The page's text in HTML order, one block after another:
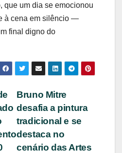
que um dia se emocionou
à cena em silêncio —
final digno do
Bruno Mitre
desafia a pintura
tradicional e se
destaca no
cenário das Artes